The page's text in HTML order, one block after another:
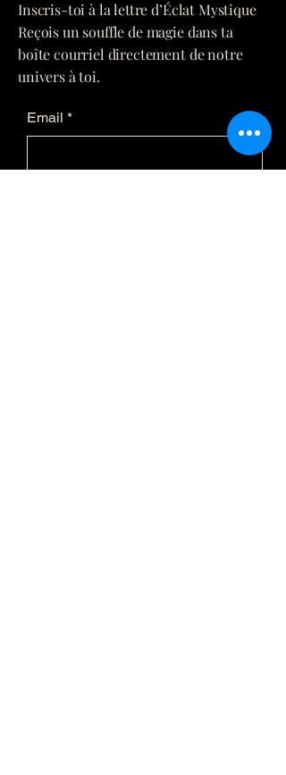
Inscris-toi à la lettre d’Éclat Mystique
Reçois un souffle de magie dans ta
boîte courriel directement de notre
univers à toi.
Email *